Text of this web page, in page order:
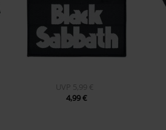
UVP 5,99 €
4,99 €